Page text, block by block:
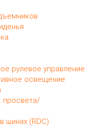
рулевое управление
освещение
просвета/
шинах (RDC)